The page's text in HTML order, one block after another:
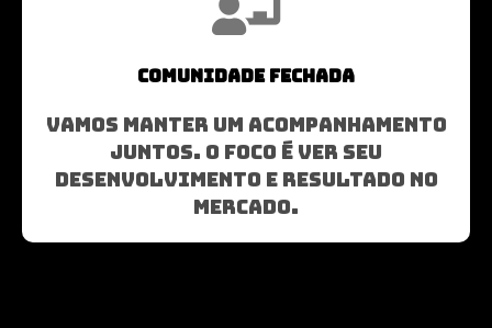
COMUNIDADE FECHADA
VAMOS MANTER UM ACOMPANHAMENTO
JUNTOS. O FOCO É VER SEU
DESENVOLVIMENTO E RESULTADO NO
MERCADO.